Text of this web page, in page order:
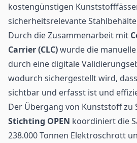
kostengünstigen
sicherheitsrelevante
Durch die Zusammenarbeit mit
Carrier (CLC)wurde die
durch eine digitale
wodurch sichergestellt wird,
sichtbar und erfasst ist und
Der Übergang von Kunststoff zu
Stichting OPEN koordiniert die
238.000 Tonnen Elektroschrott